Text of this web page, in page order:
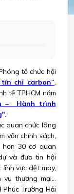
tổ chức hội
chỉ carbon”.
tế TPHCM năm
– Hành trình
".
quan chức lãng
vấn chính sách,
hơn 30 cơ quan
và đưa tin hội
vực dệt may,
vụ thương mại…
Trường Hải